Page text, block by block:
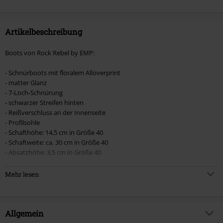
Artikelbeschreibung
Boots von Rock Rebel by EMP:
- Schnürboots mit floralem Alloverprint
- matter Glanz
- 7-Loch-Schnürung
- schwarzer Streifen hinten
- Reißverschluss an der Innenseite
- Profilsohle
- Schafthöhe: 14,5 cm in Größe 40
- Schaftweite: ca. 30 cm in Größe 40
- Absatzhöhe: 3,5 cm in Größe 40
Neue Boots von Rock Rebel by EMP werden dir mit einem floralen
hinteren Seite wird dir der Einstieg einfacher gemacht. Eine Profilsohle
Mehr lesen
Allgemein